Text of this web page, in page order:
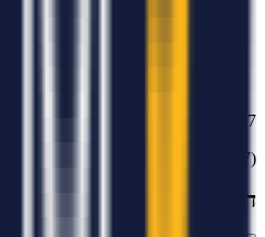
4.7
(
7
דרג את